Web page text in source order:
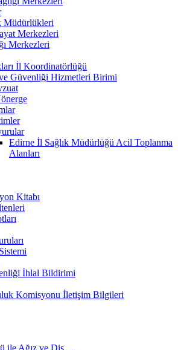
Müdürlükleri
Merkezleri
Merkezleri
İl Koordinatörlüğü
ve Güvenliği Hizmetleri Birimi
Edirne İl Sağlık Müdürlüğü Acil Toplanma
Alanları
Kitabı
İhlal Bildirimi
Komisyonu İletişim Bilgileri
ile Ağız ve Diş ...